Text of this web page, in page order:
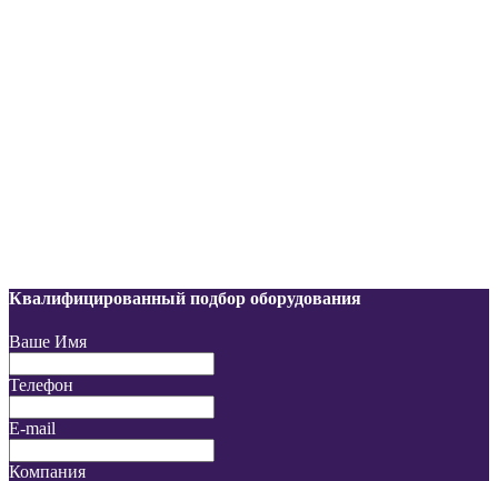
Квалифицированный подбор оборудования
Ваше Имя
Телефон
E-mail
Компания